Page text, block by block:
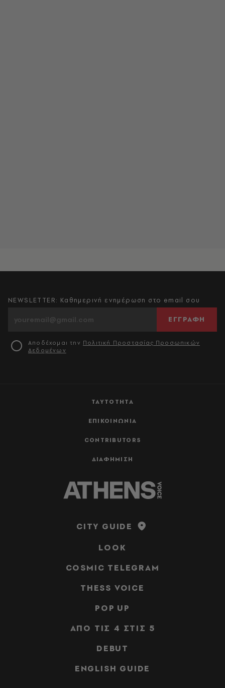
ΤΑΥΤΟΤΗΤΑ
ΕΠΙΚΟΙΝΩΝΙΑ
CONTRIBUTORS
ΔΙΑΦΗΜΙΣΗ
NEWSLETTER: Καθημερινή ενημέρωση στο email σου
ΕΓΓΡΑΦΗ
Αποδέχομαι την Πολιτική Προστασίας Προσωπικών
Δεδομένων
CITY GUIDE
LOOK
COSMIC TELEGRAM
THESS VOICE
POP UP
ΑΠΟ ΤΙΣ 4 ΣΤΙΣ 5
DEBUT
ENGLISH GUIDE